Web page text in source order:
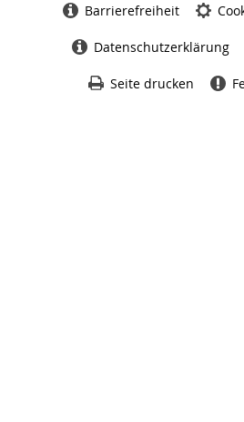
Barrierefreiheit
Datenschutzerklärung
Seite drucken